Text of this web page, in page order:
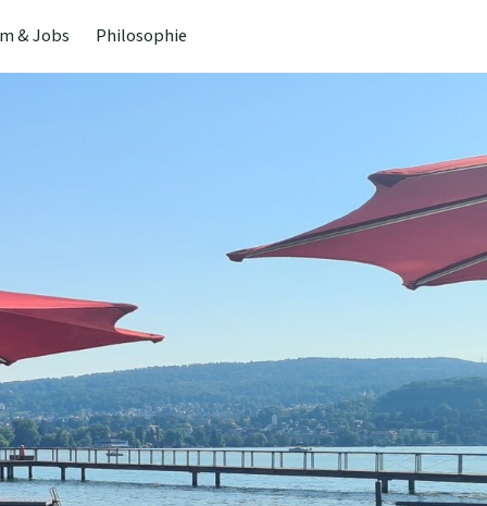
& Jobs Philosophie